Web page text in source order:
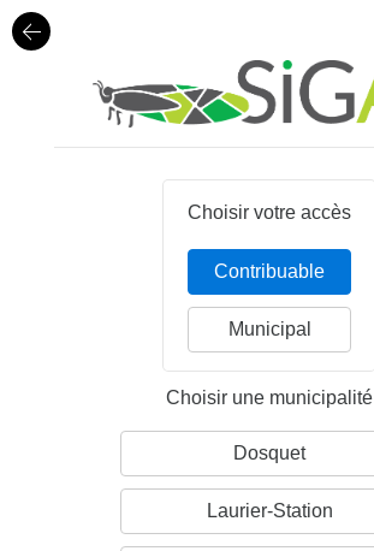
Choisir votre accès
Contribuable
Municipal
Choisir une municipalité
Dosquet
Laurier-Station